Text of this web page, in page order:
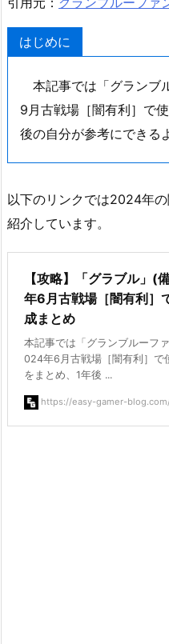
はじめに
本記事では「グランブ
9月古戦場［闇有利］で
後の自分が参考にできる
以下のリンクでは2024年
紹介しています。
【攻略】「グラブル」(
年6月古戦場［闇有利］
成まとめ
本記事では「グランブルーフ
024年6月古戦場［闇有利］で
をまとめ、1年後 ...
https://easy-gamer-